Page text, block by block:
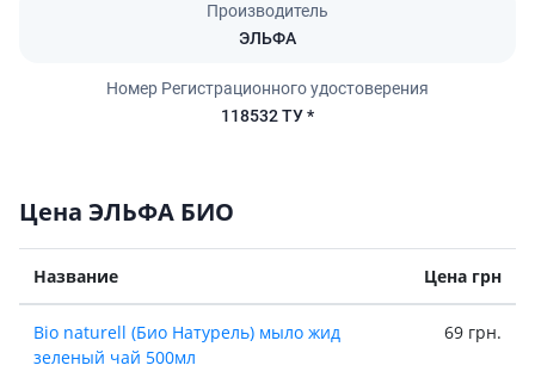
Производитель
ЭЛЬФА
Номер Регистрационного удостоверения
118532 ТУ *
Цена ЭЛЬФА БИО
Название Цена грн
Bio naturell (Био Натурель) мыло жид
зеленый чай 500мл
69 грн.